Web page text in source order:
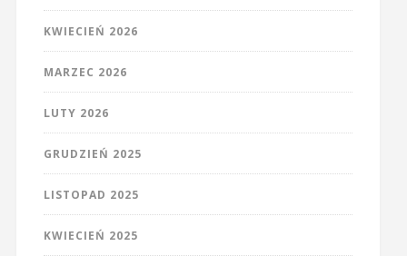
KWIECIEŃ 2026
MARZEC 2026
LUTY 2026
GRUDZIEŃ 2025
LISTOPAD 2025
KWIECIEŃ 2025